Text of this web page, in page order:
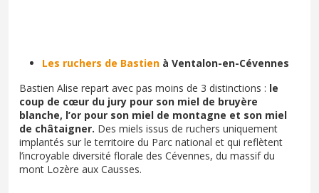
Les ruchers de Bastien à Ventalon-en-Cévennes
Bastien Alise repart avec pas moins de 3 distinctions : le
coup de cœur du jury pour son miel de bruyère
blanche, l’or pour son miel de montagne et son miel
de châtaigner. Des miels issus de ruchers uniquement
implantés sur le territoire du Parc national et qui reflètent
l’incroyable diversité florale des Cévennes, du massif du
mont Lozère aux Causses.